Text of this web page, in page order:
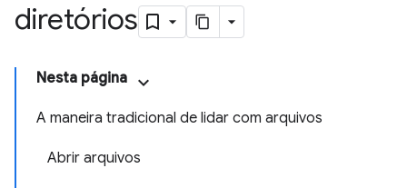
diretórios
Nesta página
A maneira tradicional de lidar com arquivos
Abrir arquivos